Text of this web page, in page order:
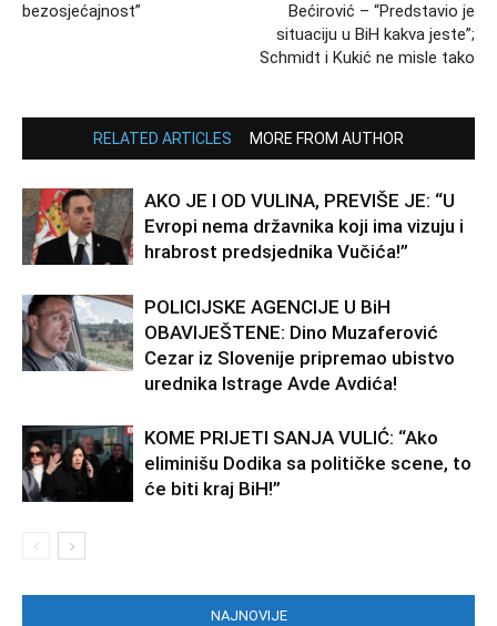
bezosjećajnost”
Bećirović – “Predstavio je
situaciju u BiH kakva jeste”;
Schmidt i Kukić ne misle tako
RELATED ARTICLES MORE FROM AUTHOR
AKO JE I OD VULINA, PREVIŠE JE: “U
Evropi nema državnika koji ima vizuju i
hrabrost predsjednika Vučića!”
POLICIJSKE AGENCIJE U BiH
OBAVIJEŠTENE: Dino Muzaferović
Cezar iz Slovenije pripremao ubistvo
urednika Istrage Avde Avdića!
KOME PRIJETI SANJA VULIĆ: “Ako
eliminišu Dodika sa političke scene, to
će biti kraj BiH!”
NAJNOVIJE